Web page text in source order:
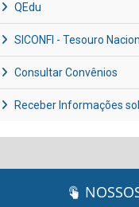
QEdu
SICONFI - Tesouro
Consultar Convênios
Receber Informações